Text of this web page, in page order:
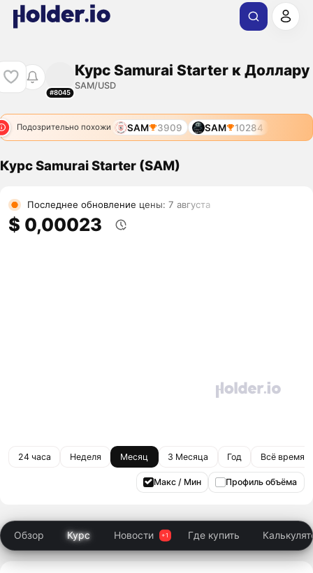
#8045
Курс Samurai Starter к Доллару
SAM/USD
Подозрительно похожи SAM 3909 SAM 10284
Курс Samurai Starter (SAM)
Последнее обновление цены: 7 августа
$ 0,00023
24 часа Неделя Месяц 3 Месяца Год Всё время
Макс / Мин Профиль объёма
Обзор Курс Новости Где купить